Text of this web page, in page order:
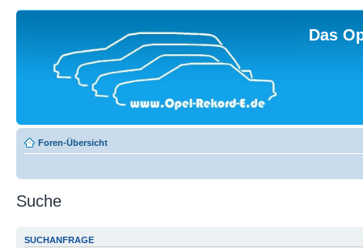
Das
Foren-Übersicht
Suche
SUCHANFRAGE